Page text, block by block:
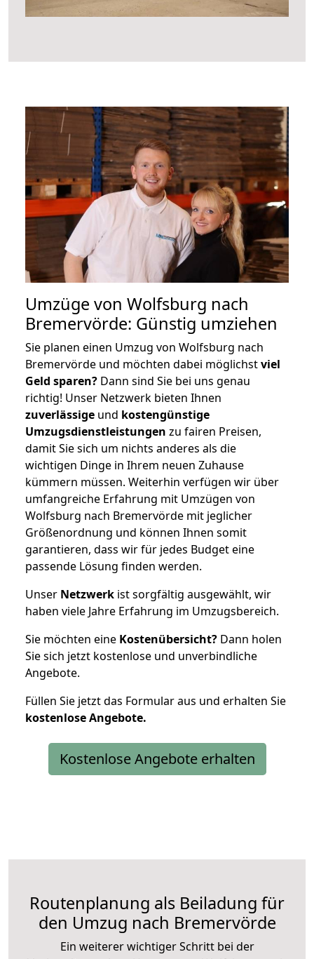
Umzüge von Wolfsburg nach
Bremervörde: Günstig umziehen
Sie planen einen Umzug von Wolfsburg nach
Bremervörde und möchten dabei möglichstviel
Geld sparen? Dann sind Sie bei uns genau
richtig! Unser Netzwerk bieten Ihnen
zuverlässige und kostengünstige
Umzugsdienstleistungen zu fairen Preisen,
damit Sie sich um nichts anderes als die
wichtigen Dinge in Ihrem neuen Zuhause
kümmern müssen. Weiterhin verfügen wir über
umfangreiche Erfahrung mit Umzügen von
Wolfsburg nach Bremervörde mit jeglicher
Größenordnung und können Ihnen somit
garantieren, dass wir für jedes Budget eine
passende Lösung finden werden.
Unser Netzwerk ist sorgfältig ausgewählt, wir
haben viele Jahre Erfahrung im Umzugsbereich.
Sie möchten eine Kostenübersicht? Dann holen
Sie sich jetzt kostenlose und unverbindliche
Angebote.
Füllen Sie jetzt das Formular aus und erhalten Sie
kostenloseAngebote.
Kostenlose Angebote erhalten
Routenplanung als Beiladung für
den Umzug nach Bremervörde
Ein weiterer wichtiger Schritt bei der